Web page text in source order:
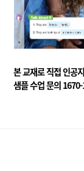
본 교재로 직접 인공
샘플 수업 문의